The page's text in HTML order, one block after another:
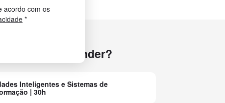
acordo com os
*
você vai aprender?
Inteligentes e Sistemas de
| 30h